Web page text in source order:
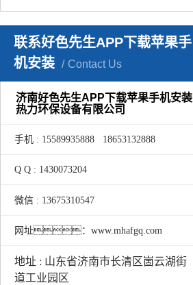
联系好色先生APP下载苹果手
机安装
Contact Us
济南好色先生APP下载苹果手机安装
热力环保设备有限公司
手机 : 15589935888 18653132888
Q Q : 1430073204
微信 : 13675310547
网址：www.mhafgq.com
地址 : 山东省济南市长清区崮云湖街
道工业园区